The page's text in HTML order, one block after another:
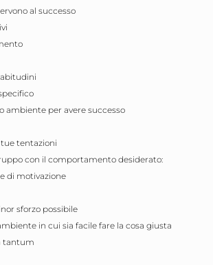
al successo
ambiente per avere successo
tentazioni
con il comportamento desiderato:
di motivazione
sforzo possibile
in cui sia facile fare la cosa giusta
tantum